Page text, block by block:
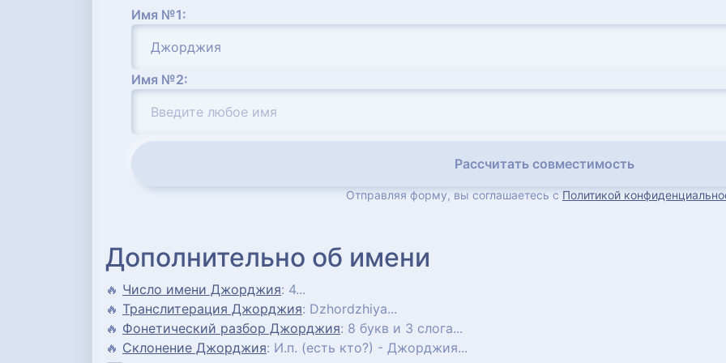
Имя №1:
Имя №2:
Рассчитать совместимость
Отправляя форму, вы соглашаетесь с Политикой
Дополнительно об имени
🔥 Число имени Джорджия: 4...
🔥 Транслитерация Джорджия: Dzhordzhiya...
🔥 Фонетический разбор Джорджия: 8 букв и 3 слога...
🔥 Склонение Джорджия: И.п. (есть кто?) - Джорджия...